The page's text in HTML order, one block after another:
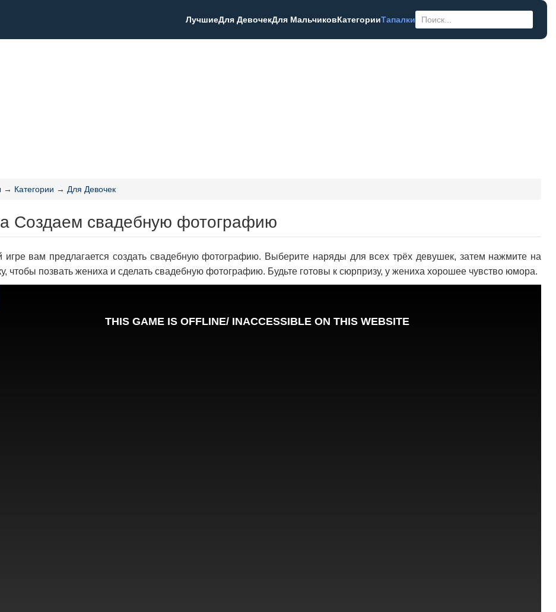
ЛучшиеДля ДевочекДля МальчиковКатегорииТапалки
→ Категории → Для Девочек
Создаем свадебную фотографию
игре вам предлагается создать свадебную фотографию. Выберите наряды для всех трёх девушек, затем нажмите на
чтобы позвать жениха и сделать свадебную фотографию. Будьте готовы к сюрпризу, у жениха хорошее чувство юмора.